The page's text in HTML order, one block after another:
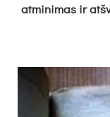
at­mi­ni­mas ir